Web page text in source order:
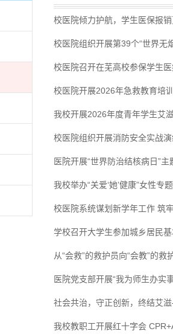
校医院倾力护航，学生医保报
校医院组织开展第39个“世界无
校医院召开在芜高校参保学生
校医院开展2026年急救教育培
我校开展2026年度青年学生艾
校医院组织开展消防安全实战
医院开展“世界防治结核病日”主
我校举办“关爱‘她’健康”女性专
校医院系统谋划新学年工作 筑
学校召开大学生参加城乡居民
从“会救”的救护员向“会教”的
医院党支部开展“我为师生办实
社会共治，守正创新，终结艾
我校教职工开展红十字会